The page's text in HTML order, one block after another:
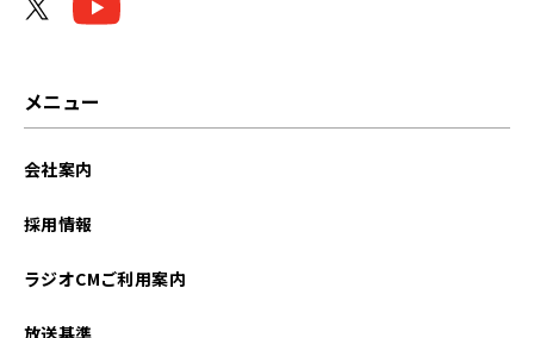
メニュー
会社案内
採用情報
ラジオCMご利用案内
放送基準